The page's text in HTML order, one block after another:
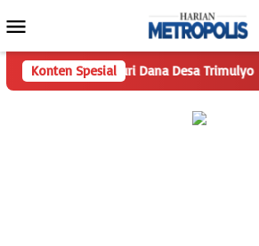
ke
Mobile
Konten Spesial
Telusuri Dana Desa Trimulyo